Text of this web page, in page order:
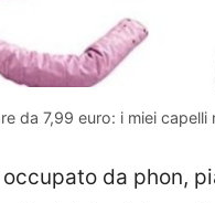
da 7,99 euro: i miei
occupato da phon,